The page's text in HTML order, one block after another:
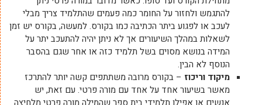
להתגמש ולחזור על החומר כמה פעמים שהתלמיד צריך מבלי
לעכב או לפגוע ביתר הכתיבה כמו בקורס. למעשה, בקורס יש זמן
לשאלות במהלך השיעורים אך לא ניתן יהיה להתעכב יתר על
המידה בנושא מסוים בשל תלמיד כזה או אחר שגם בהסבר
הנוסף לא הבין.
מיקוד וריכוז – בקורס מרובה משתתפים קשה יותר להתרכז
מאשר בשיעור אחד על אחד עם מורה פרטי. עם זאת, יש
אנשים או אפילו תלמידי בית ספר שהמילה מורה פרטי מלחיצה